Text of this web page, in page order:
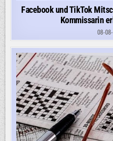
Facebook und TikTok
Kommissarin
08-